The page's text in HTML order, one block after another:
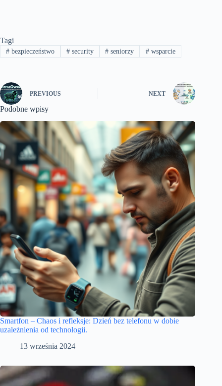
Tagi
#bezpieczeństwo #security # seniorzy # wsparcie
PREVIOUS NEXT
Podobne wpisy
Smartfon – Chaos i refleksje: Dzień bez telefonu w dobie
uzależnienia od technologii.
13 września 2024